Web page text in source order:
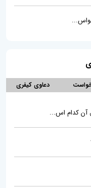
دعاوی کیفری
کدام اس...